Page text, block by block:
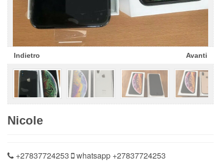
Indietro Avanti
Nicole
+27837724253 whatsapp +27837724253